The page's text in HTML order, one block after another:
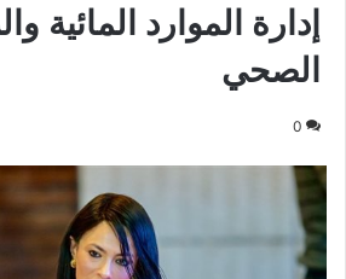
إدارة الموارد المائية
الصحي
0